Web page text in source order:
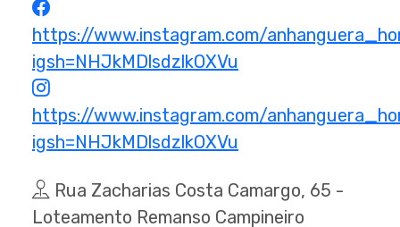
https://www.instagram.com/
igsh=NHJkMDlsdzlkOXVu
https://www.instagram.com/
igsh=NHJkMDlsdzlkOXVu
Rua Zacharias Costa Camargo, 65 -
Loteamento Remanso Campineiro